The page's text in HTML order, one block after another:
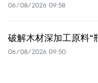
06/08/2026 09:58
破解木材深加工原料“
06/08/2026 09:50